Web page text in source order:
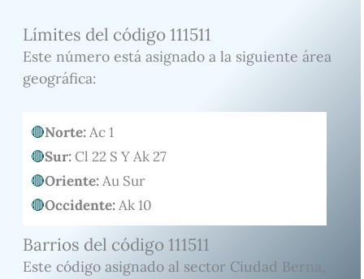
Límites del código 111511
Este número está asignado a la siguiente área
geográfica:
Norte:Ac 1
Sur:Cl 22 S Y Ak 27
Oriente:Au Sur
Occidente:Ak 10
Barrios del código 111511
Este código asignado al sector Ciudad Berna,